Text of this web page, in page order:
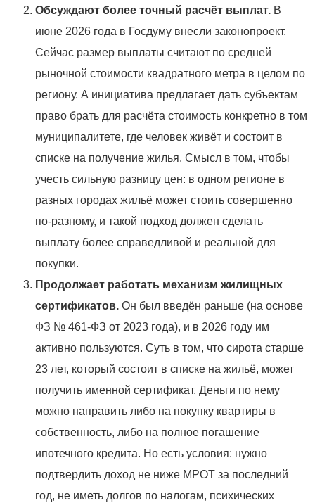
Обсуждают более точный расчёт выплат. В
июне 2026 года в Госдуму внесли законопроект.
Сейчас размер выплаты считают по средней
рыночной стоимости квадратного метра в целом по
региону. А инициатива предлагает дать субъектам
право брать для расчёта стоимость конкретно в том
муниципалитете, где человек живёт и состоит в
списке на получение жилья. Смысл в том, чтобы
учесть сильную разницу цен: в одном регионе в
разных городах жильё может стоить совершенно
по-разному, и такой подход должен сделать
выплату более справедливой и реальной для
покупки.
Продолжает работать механизм жилищных
сертификатов. Он был введён раньше (на основе
ФЗ № 461-ФЗ от 2023 года), и в 2026 году им
активно пользуются. Суть в том, что сирота старше
23 лет, который состоит в списке на жильё, может
получить именной сертификат. Деньги по нему
можно направить либо на покупку квартиры в
собственность, либо на полное погашение
ипотечного кредита. Но есть условия: нужно
подтвердить доход не ниже МРОТ за последний
год, не иметь долгов по налогам, психических